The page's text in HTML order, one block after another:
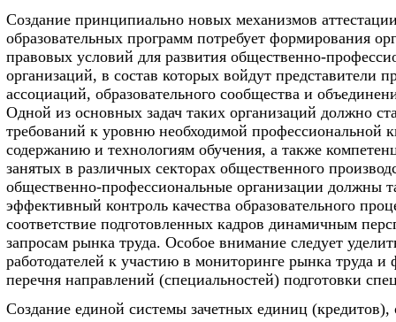
Создание принципиально новых механизмов
образовательных программ потребует формирования
правовых условий для развития общественно-
организаций, в состав которых войдут представители
ассоциаций, образовательного сообщества и
Одной из основных задач таких организаций должно
требований к уровню необходимой профессиональной
содержанию и технологиям обучения, а также
занятых в различных секторах общественного
общественно-профессиональные организации должны
эффективный контроль качества образовательного
соответствие подготовленных кадров динамичным
запросам рынка труда. Особое внимание следует
работодателей к участию в мониторинге рынка труда
перечня направлений (специальностей) подготовки
Создание единой системы зачетных единиц